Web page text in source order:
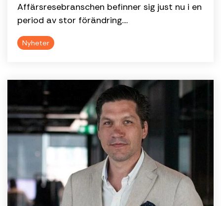
Affärsresebranschen befinner sig just nu i en
period av stor förändring....
Nyheter